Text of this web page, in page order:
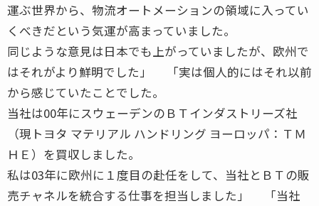
運ぶ世界から、物流オートメーションの領域に入ってい
くべきだという気運が高まっていました。
同じような意見は日本でも上がっていましたが、欧州で
はそれがより鮮明でした」 「実は個人的にはそれ以前
から感じていたことでした。
当社は00年にスウェーデンのＢＴインダストリーズ社
（現トヨタ マテリアル ハンドリング ヨーロッパ：ＴＭ
ＨＥ）を買収しました。
私は03年に欧州に１度目の赴任をして、当社とＢＴの販
売チャネルを統合する仕事を担当しました」 「当社